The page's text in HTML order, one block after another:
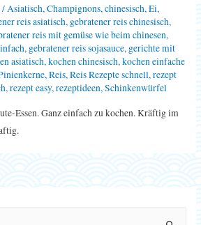
/Asiatisch,Champignons,chinesisch,Ei,
reis asiatisch, gebratener reis chinesisch,
reis mit gemüse wie beim chinesen,
, gebratener reis sojasauce, gerichte mit
asiatisch,kochen chinesisch,kochen einfache
,Reis,Reis Rezepte schnell,rezept
,rezept easy,rezeptideen,Schinkenwürfel
Essen. Ganz einfach zu kochen. Kräftig im